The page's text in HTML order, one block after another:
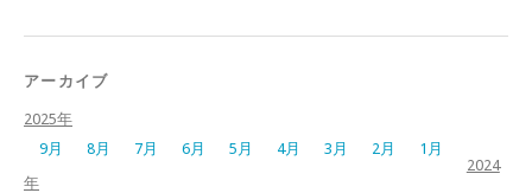
アーカイブ
2025年
9月
8月 7月 6月 5月 4月 3月 2月
1月
2024
年